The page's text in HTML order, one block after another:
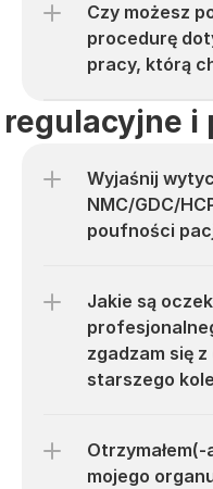
Czy możesz
procedurę
pracy, którą
i
Wyjaśnij
NMC/GDC/
poufności
Jakie są
zgadzam się
starszego
mojego